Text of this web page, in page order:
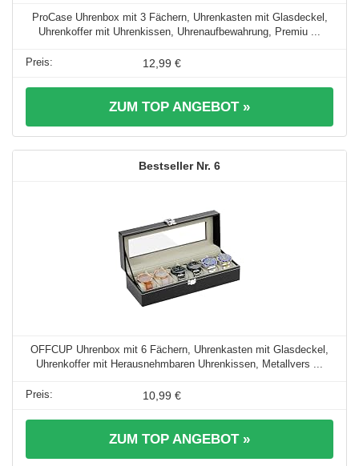
ProCase Uhrenbox mit 3 Fächern, Uhrenkasten mit Glasdeckel,
Uhrenkoffer mit Uhrenkissen, Uhrenaufbewahrung, Premiu ...
12,99 €
ZUM TOP ANGEBOT »
6
OFFCUP Uhrenbox mit 6 Fächern, Uhrenkasten mit Glasdeckel,
Uhrenkoffer mit Herausnehmbaren Uhrenkissen, Metallvers ...
10,99 €
ZUM TOP ANGEBOT »